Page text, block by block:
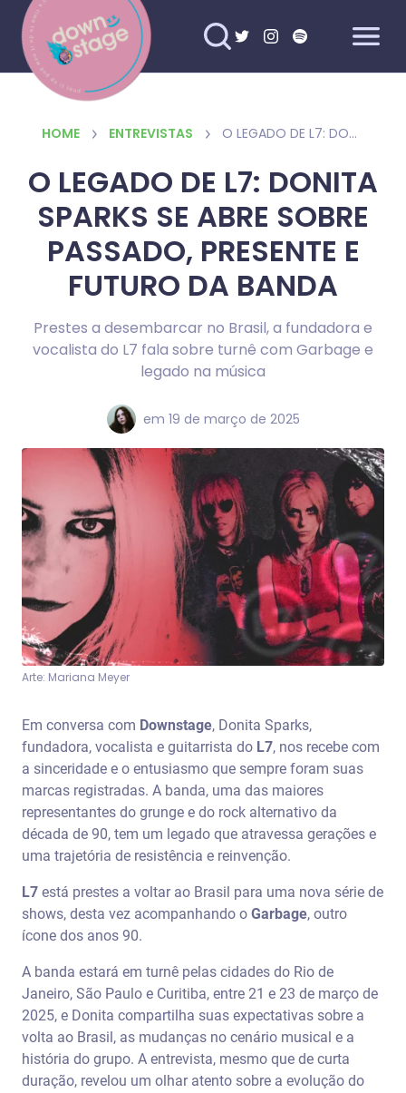
HOME ENTREVISTAS O LEGADO DE L7: DONITA SPARKS SE ABRE SOBRE PASSADO, PRESENTE E FUTURO DA BANDA
O LEGADO DE L7: DONITA
SPARKS SE ABRE SOBRE
PASSADO, PRESENTE E
FUTURO DA BANDA
Prestes a desembarcar no Brasil, a fundadora e
vocalista do L7 fala sobre turnê com Garbage e
legado na música
em 19 de março de 2025
Arte: Mariana Meyer
Em conversa com Downstage, Donita Sparks,
fundadora, vocalista e guitarrista do L7, nos recebe com
a sinceridade e o entusiasmo que sempre foram suas
marcas registradas. A banda, uma das maiores
representantes do grunge e do rock alternativo da
década de 90, tem um legado que atravessa gerações e
uma trajetória de resistência e reinvenção.
L7 está prestes a voltar ao Brasil para uma nova série de
shows, desta vez acompanhando o Garbage, outro
ícone dos anos 90.
A banda estará em turnê pelas cidades do Rio de
Janeiro, São Paulo e Curitiba, entre 21 e 23 de março de
2025, e Donita compartilha suas expectativas sobre a
volta ao Brasil, as mudanças no cenário musical e a
história do grupo. A entrevista, mesmo que de curta
duração, revelou um olhar atento sobre a evolução do